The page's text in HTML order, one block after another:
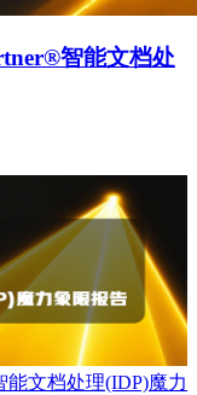
智能文档处
文档处理(IDP)魔力